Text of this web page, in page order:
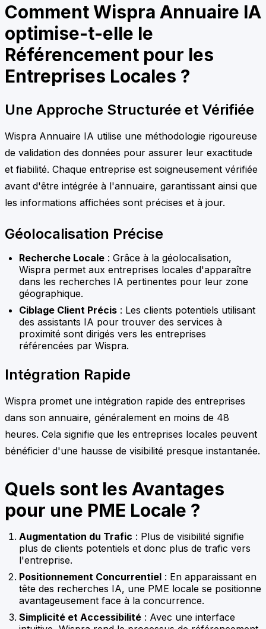
Comment Wispra Annuaire IA
optimise-t-elle le
Référencement pour les
Entreprises Locales ?
Une Approche Structurée et Vérifiée
Wispra Annuaire IA utilise une méthodologie rigoureuse
de validation des données pour assurer leur exactitude
et fiabilité. Chaque entreprise est soigneusement vérifiée
avant d'être intégrée à l'annuaire, garantissant ainsi que
les informations affichées sont précises et à jour.
Géolocalisation Précise
Recherche Locale : Grâce à la géolocalisation,
Wispra permet aux entreprises locales d'apparaître
dans les recherches IA pertinentes pour leur zone
géographique.
Ciblage Client Précis : Les clients potentiels utilisant
des assistants IA pour trouver des services à
proximité sont dirigés vers les entreprises
référencées par Wispra.
Intégration Rapide
Wispra promet une intégration rapide des entreprises
dans son annuaire, généralement en moins de 48
heures. Cela signifie que les entreprises locales peuvent
bénéficier d'une hausse de visibilité presque instantanée.
Quels sont les Avantages
pour une PME Locale ?
Augmentation du Trafic : Plus de visibilité signifie
plus de clients potentiels et donc plus de trafic vers
l'entreprise.
Positionnement Concurrentiel : En apparaissant en
tête des recherches IA, une PME locale se positionne
avantageusement face à la concurrence.
Simplicité et Accessibilité : Avec une interface